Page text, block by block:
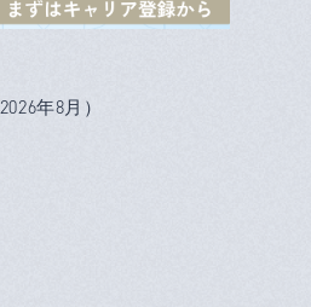
年8月）